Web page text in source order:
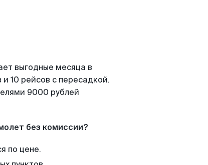
выгодные месяца в
10 рейсов с пересадкой.
9000 рублей
без комиссии?
по цене.